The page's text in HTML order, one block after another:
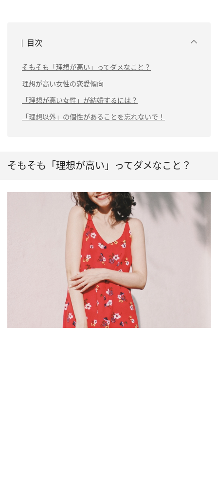
目次
そもそも「理想が高い」ってダメなこと？
理想が高い女性の恋愛傾向
「理想が高い女性」が結婚するには？
「理想以外」の個性があることを忘れないで！
そもそも「理想が高い」ってダメなこと？